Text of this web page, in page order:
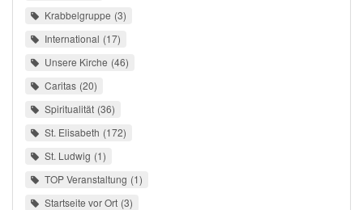
Krabbelgruppe 3
International 17
Unsere Kirche 46
Caritas 20
Spiritualität 36
St. Elisabeth 172
St. Ludwig 1
TOP Veranstaltung 1
Startseite vor Ort 3